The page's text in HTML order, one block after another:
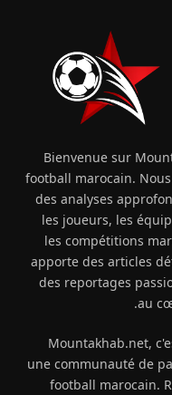
Bienvenue sur
football marocain.
des analyses
les joueurs, les
les compétitions
apporte des articles
des reportages
au
Mountakhab.net,
une communauté de
football marocain.